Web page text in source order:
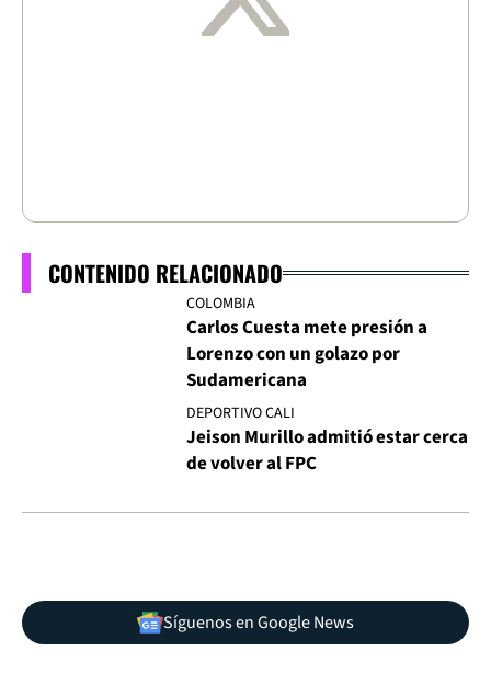
CONTENIDO RELACIONADO
COLOMBIA
Carlos Cuesta mete presión a
Lorenzo con un golazo por
Sudamericana
DEPORTIVO CALI
Jeison Murillo admitió estar cerca
de volver al FPC
Síguenos en Google News